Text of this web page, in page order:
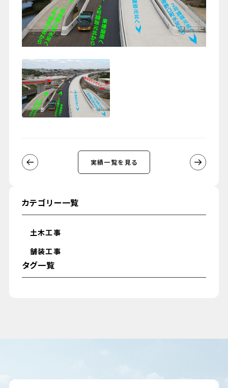
実績一覧を見る
カテゴリー一覧
土木工事
舗装工事
タグ一覧